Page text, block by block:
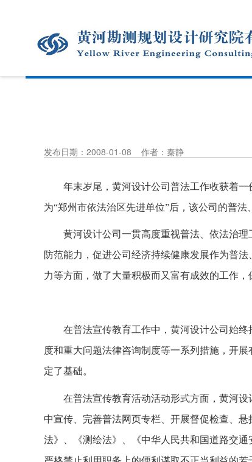
发布日期：2008-01-08 作者：秦静
年末岁尾，黄河设计公司普法工作收获着
为“郑州市依法治区先进单位”后，该公司的普法
黄河设计公司一贯高度重视普法、依法治
防范能力，促进公司经济持续健康发展作为普法
力等方面，做了大量积极而又富有成效的工作，
在普法宣传教育工作中，黄河设计公司始
度和重大问题法律咨询制度等一系列措施，开
定了基础。
在普法宣传教育活动活动形式方面，黄河
中宣传、完善普法网页专栏、开展督促检查、
法》、《测绘法》、《中华人民共和国道路交